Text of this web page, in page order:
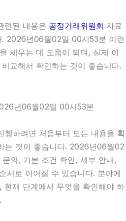
련된 내용은 공정거래위원회 자료
. 2026년06월02일 00시53분 이런
세우는 데 도움이 되며, 실제 이
교해서 확인하는 것이 좋습니다.
년06월02일 00시53분
행하려면 처음부터 모든 내용을 확
는 것이 좋습니다. 2026년06월02
의, 기본 조건 확인, 세부 안내,
서로 이어질 수 있습니다. 분야에
현재 단계에서 무엇을 확인해야 하